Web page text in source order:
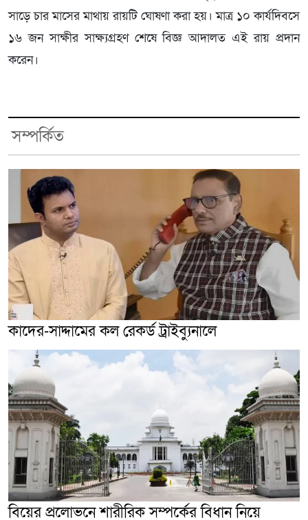
সাড়ে চার মাসের মাথায় রায়টি ঘোষণা করা হয়। মাত্র ১০ কার্যদিবসে
১৬ জন সাক্ষীর সাক্ষ্যগ্রহণ শেষে বিজ্ঞ আদালত এই রায় প্রদান
করেন।
সম্পর্কিত
কাদের-সাদ্দামের কল রেকর্ড ট্রাইব্যুনালে
বিয়ের প্রলোভনে শারীরিক সম্পর্কের বিধান নিয়ে